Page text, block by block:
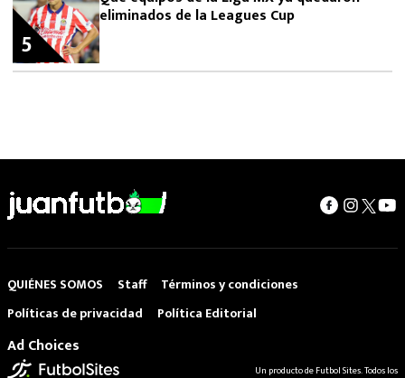
eliminados de la Leagues Cup
5
QUIÉNES SOMOS Staff
Términos y condiciones
Políticas de privacidad
Política Editorial
Ad Choices
Un producto de Futbol Sites. Todos los